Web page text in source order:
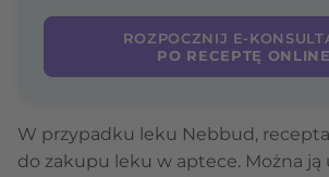
ROZPOCZNIJ E-
PO RECEPTĘ ONLINE
W przypadku leku Nebbud,
do zakupu leku w aptece. Można ją